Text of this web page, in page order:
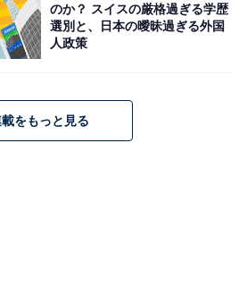
】
のか？ スイスの厳格過ぎる学歴
選別と、日本の曖昧過ぎる外国
人政策
をもっと見る